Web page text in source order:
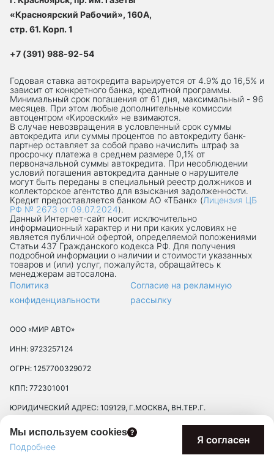
Мы используем cookies
Подробнее
Я согласен
«Красноярский Рабочий», 160А,
стр. 61. Корп. 1
+7 (391) 988-92-54
Годовая ставка автокредита варьируется от 4.9% до 16,5% и
зависит от конкретного банка, кредитной программы.
Минимальный срок погашения от 61 дня, максимальный - 96
месяцев. При этом любые дополнительные комиссии
автоцентром «Кировский» не взимаются.
В случае невозвращения в условленный срок суммы
автокредита или суммы процентов по автокредиту банк-
партнер оставляет за собой право начислить штраф за
просрочку платежа в среднем размере 0,1% от
первоначальной суммы автокредита. При несоблюдении
условий погашения автокредита данные о нарушителе
могут быть переданы в специальный реестр должников и
коллекторское агентство для взыскания задолженности.
Кредит предоставляется банком АО «ТБанк» (Лицензия ЦБ
РФ № 2673 от 09.07.2024).
Данный Интернет-сaйт носит исключительно
информационный характер и ни при каких условиях не
является публичной офертой, определяемой положениями
Статьи 437 Гражданского кодекса РФ. Для получения
подробной информации о наличии и стоимости указанных
товаров и (или) услуг, пожалуйста, обращайтесь к
менеджерам автосалона.
Политика
конфиденциальности
Согласие на рекламную
рассылку
ООО «МИР АВТО»
ИНН: 9723257124
ОГРН: 1257700329072
КПП: 772301001
ЮРИДИЧЕСКИЙ АДРЕС: 109129, Г.МОСКВА, ВН.ТЕР.Г.
ТЕКСТИЛЬЩИКОВ, Д. 13, К. 2, ПОМЕЩ. 17/8П